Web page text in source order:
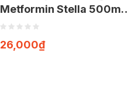
Metformin Stella 500mg
| Hộp 30 viên
26,000₫